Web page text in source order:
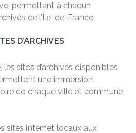
permettant à chacun
de l’Île-de-France.
D’ARCHIVES
sites d’archives disponibles
une immersion
de chaque ville et commune
sites internet locaux aux